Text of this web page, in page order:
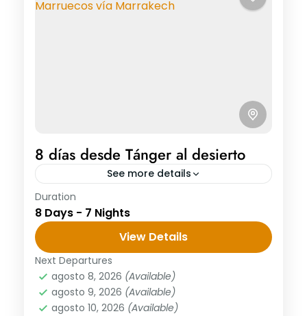
8 días desde Tánger al desierto
See more details
8 días desde Tánger al desierto DÍA 1:
TANGER – CHEFCHAOUEN Llegar al puerto
de Tánger para empzamos 8 días desde
Tánger al desierto tour...
Duration
8 Days - 7 Nights
View Details
Next Departures
agosto 8, 2026 (Available)
agosto 9, 2026 (Available)
agosto 10, 2026 (Available)